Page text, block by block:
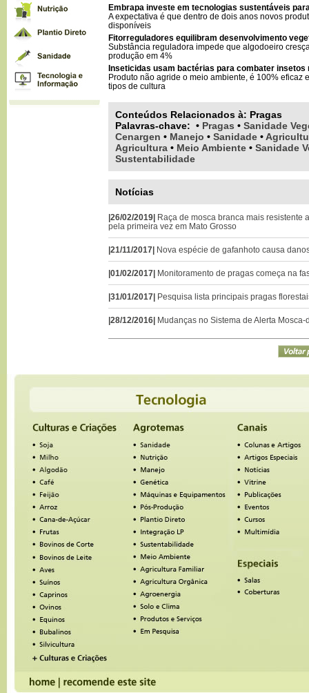
Embrapa investe em tecnologias sustentáveis
A expectativa é que dentro de dois anos novos
disponíveis
Fitorreguladores equilibram desenvolvimento
Substância reguladora impede que algodoeiro
produção em 4%
Inseticidas usam bactérias para combater insetos
Produto não agride o meio ambiente, é 100% eficaz
tipos de cultura
Conteúdos Relacionados à: Pragas
Palavras-chave: • Pragas • Sanidade
Cenargen • Manejo • Sanidade •
Agricultura • Meio Ambiente • Sanidade
Sustentabilidade
Notícias
|26/02/2019| Raça de mosca branca mais resistente
pela primeira vez em Mato Grosso
|21/11/2017| Nova espécie de gafanhoto causa
|01/02/2017| Monitoramento de pragas começa na
|31/01/2017| Pesquisa lista principais pragas
|28/12/2016| Mudanças no Sistema de Alerta Mosca-